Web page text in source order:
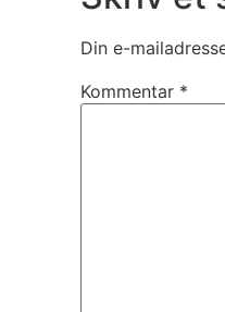
Din e-
Kommentar *